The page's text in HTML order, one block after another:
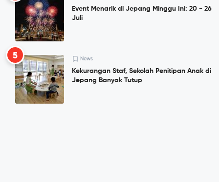
Event Menarik di Jepang Minggu Ini: 20 - 26
Juli
5 News
Kekurangan Staf, Sekolah Penitipan Anak di
Jepang Banyak Tutup